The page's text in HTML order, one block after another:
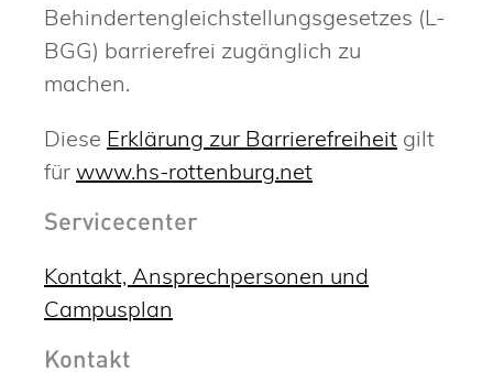
Behindertengleichstellungsgesetzes (L-
BGG) barrierefrei zugänglich zu
machen.
Diese Erklärung zur Barrierefreiheit gilt
für www.hs-rottenburg.net
Servicecenter
Kontakt, Ansprechpersonen und
Campusplan
Kontakt